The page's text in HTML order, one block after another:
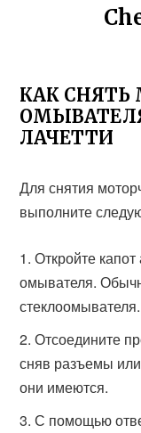
КАК СНЯТЬ
ЛАЧЕТТИ
Для снятия
выполните
Откройте
омывателя.
стеклоомывателя.
Отсоедините
сняв разъемы
они имеются.
С помощью